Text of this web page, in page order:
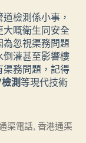
檢測係小事，
嘅衛生同安全
忽視渠務問題
灌甚至影響樓
務問題，記得
測等現代技術
渠電話, 香港通渠